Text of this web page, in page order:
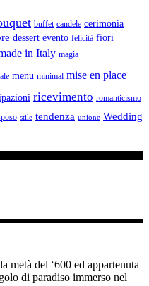
buffet candele cerimonia
dessert evento felicità fiori
in Italy magia
menu minimal mise en place
ricevimento romanticismo
stile tendenza unione Wedding
metà del ‘600 ed appartenuta
di paradiso immerso nel